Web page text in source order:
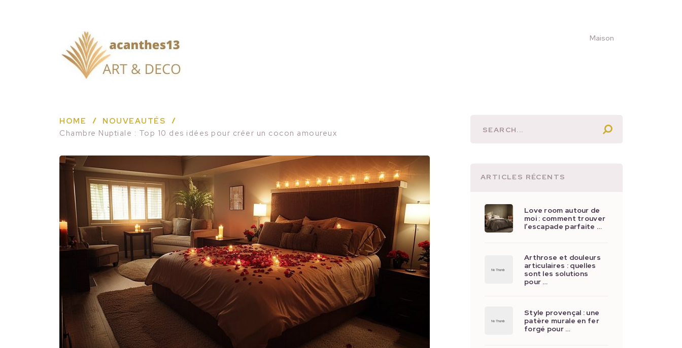
Maison
HOME
NOUVEAUTÉS
Chambre Nuptiale : Top 10 des idées pour créer un cocon amoureux
ARTICLES RÉCENTS
Love room autour de
moi : comment trouver
l’escapade parfaite …
Arthrose et douleurs
articulaires : quelles
sont les solutions
pour …
Style provençal : une
patère murale en fer
forgé pour …